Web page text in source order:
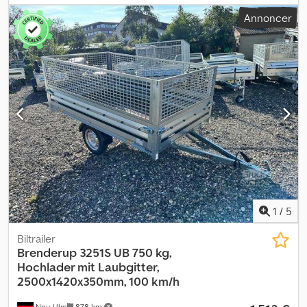
totalvægt: 750 kg Nyttelast ca. 500 kg Kassens indvendige
længde: 251 cm Kassens indvendige bredde: 128 cm Kassens
indvendige højde: 150 cm Chodpfxswwmm Se Ab Tja Sidehøjde:
35 cm Total længde: 371 cm Total bredde: 177 cm Total højde: 204
cm 13-tommer dæk 13-polet stik 6 surringsringe integreret i
rammen
Annoncer
1 / 5
Biltrailer
Brenderup 3251S UB 750 kg,
Hochlader mit Laubgitter,
2500x1420x350mm, 100 km/h